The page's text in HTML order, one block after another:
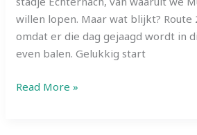
willen lopen. Maar wat blijkt? Route
omdat er die dag gejaagd wordt in
even balen. Gelukkig start
Müllerthal
Read More »